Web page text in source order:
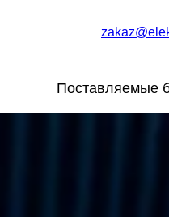
Поставляемые